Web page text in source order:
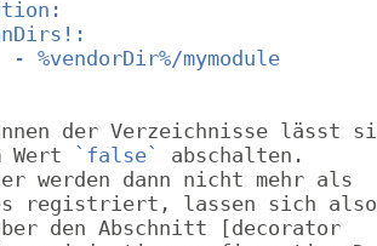
- %vendorDir%/mymodule
der Verzeichnisse lässt
Wert
`false`
abschalten.
werden dann nicht mehr als
registriert, lassen sich
den Abschnitt [decorator